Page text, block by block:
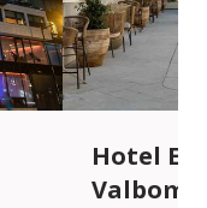
Hotel
Valbom